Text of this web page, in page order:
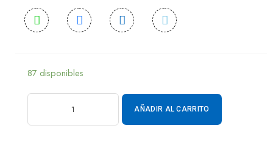
87 disponibles
AÑADIR AL CARRITO